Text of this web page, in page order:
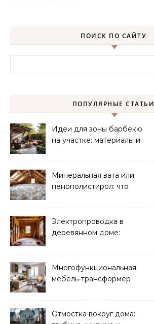
ПОИСК ПО САЙТУ
ПОПУЛЯРНЫЕ СТАТЬИ
Идеи для зоны барбекю
на участке: материалы и
Минеральная вата или
пенополистирол: что
Электропроводка в
деревянном доме:
Многофункциональная
мебель-трансформер
Отмостка вокруг дома: